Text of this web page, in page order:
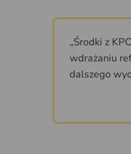
„Środki z
wdrażaniu
dalszego